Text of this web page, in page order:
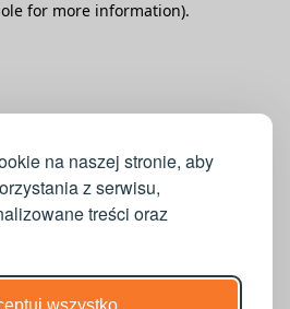
na naszej stronie, aby
z serwisu,
treści oraz
wszystko
for more information).